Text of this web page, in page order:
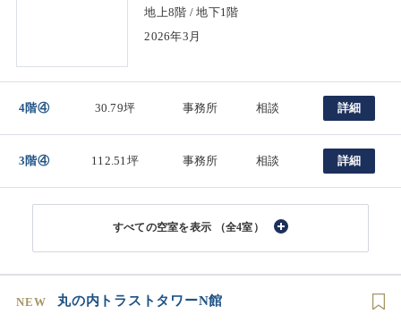
地上8階 / 地下1階
2026年3月
4階④ 30.79坪 事務所 相談 詳細
3階④ 112.51坪 事務所 相談 詳細
（全4室）
NEW 丸の内トラストタワーN館